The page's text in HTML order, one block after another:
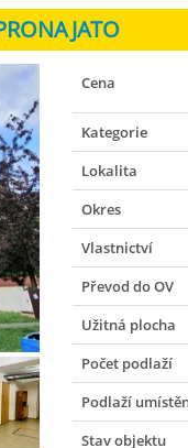
Cena
Kategorie
Lokalita
Okres
Vlastnictví
Převod do OV
Užitná plocha
Počet podlaží
Podlaží
Stav objektu